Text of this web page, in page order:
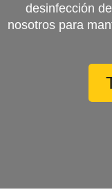
desinfección
nosotros para